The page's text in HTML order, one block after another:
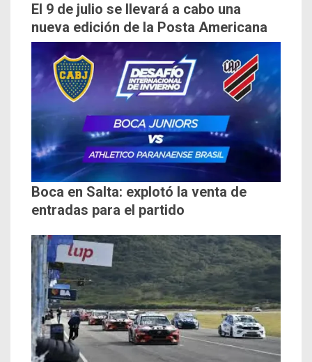
El 9 de julio se llevará a cabo una
nueva edición de la Posta Americana
Boca en Salta: explotó la venta de
entradas para el partido